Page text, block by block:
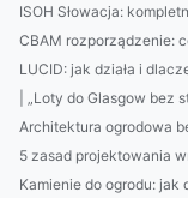
ISOH Słowacja:
CBAM rozporządzenie:
LUCID: jak działa i
| „Loty do Glasgow bez
Architektura ogrodowa
5 zasad projektowania
Kamienie do ogrodu: jak